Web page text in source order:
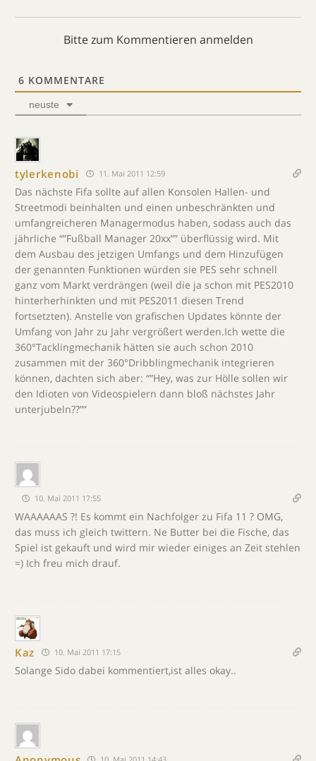
Bitte zum Kommentieren anmelden
6 KOMMENTARE
neuste
tylerkenobi 11. Mai 2011 12:59
Das nächste Fifa sollte auf allen Konsolen Hallen- und
Streetmodi beinhalten und einen unbeschränkten und
umfangreicheren Managermodus haben, sodass auch das
jährliche “”Fußball Manager 20xx”” überflüssig wird. Mit
dem Ausbau des jetzigen Umfangs und dem Hinzufügen
der genannten Funktionen würden sie PES sehr schnell
ganz vom Markt verdrängen (weil die ja schon mit PES2010
hinterherhinkten und mit PES2011 diesen Trend
fortsetzten). Anstelle von grafischen Updates könnte der
Umfang von Jahr zu Jahr vergrößert werden.Ich wette die
360°Tacklingmechanik hätten sie auch schon 2010
zusammen mit der 360°Dribblingmechanik integrieren
können, dachten sich aber: “”Hey, was zur Hölle sollen wir
den Idioten von Videospielern dann bloß nächstes Jahr
unterjubeln??””
10. Mai 2011 17:55
WAAAAAAS ?! Es kommt ein Nachfolger zu Fifa 11 ? OMG,
das muss ich gleich twittern. Ne Butter bei die Fische, das
Spiel ist gekauft und wird mir wieder einiges an Zeit stehlen
=) Ich freu mich drauf.
Kaz 10. Mai 2011 17:15
Solange Sido dabei kommentiert,ist alles okay..